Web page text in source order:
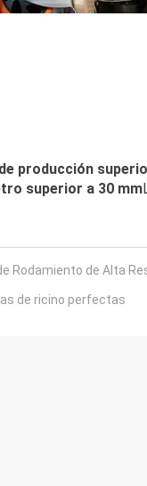
producción
superior a 30 mm
Rodamiento de Alta
de ricino perfectas